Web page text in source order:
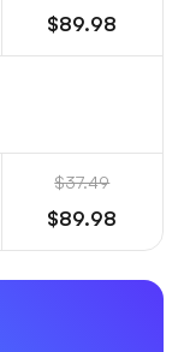
$89.98
$37.49
$89.98